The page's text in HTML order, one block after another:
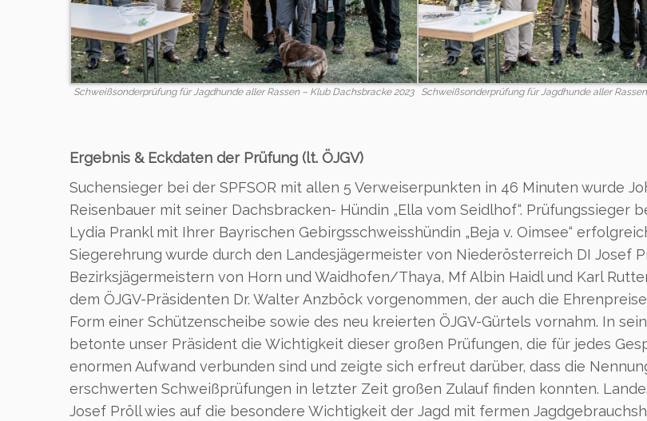
Schweißsonderprüfung für Jagdhunde aller Rassen – Klub Dachsbracke 2023 Schweißsonderprüfung für Jagdhunde aller
Ergebnis & Eckdaten der Prüfung (lt. ÖJGV)
Suchensieger bei der SPFSOR mit allen 5 Verweiserpunkten in 46 Minuten wurde
Reisenbauer mit seiner Dachsbracken- Hündin „Ella vom Seidlhof“. Prüfungssieger
Lydia Prankl mit Ihrer Bayrischen Gebirgsschweisshündin „Beja v. Oimsee“
Siegerehrung wurde durch den Landesjägermeister von Niederösterreich DI Josef
Bezirksjägermeistern von Horn und Waidhofen/Thaya, Mf Albin Haidl und Karl
dem ÖJGV-Präsidenten Dr. Walter Anzböck vorgenommen, der auch die Ehrenpreise
Form einer Schützenscheibe sowie des neu kreierten ÖJGV-Gürtels vornahm. In
betonte unser Präsident die Wichtigkeit dieser großen Prüfungen, die für jedes
enormen Aufwand verbunden sind und zeigte sich erfreut darüber, dass die
erschwerten Schweißprüfungen in letzter Zeit großen Zulauf finden konnten.
Josef Pröll wies auf die besondere Wichtigkeit der Jagd mit fermen